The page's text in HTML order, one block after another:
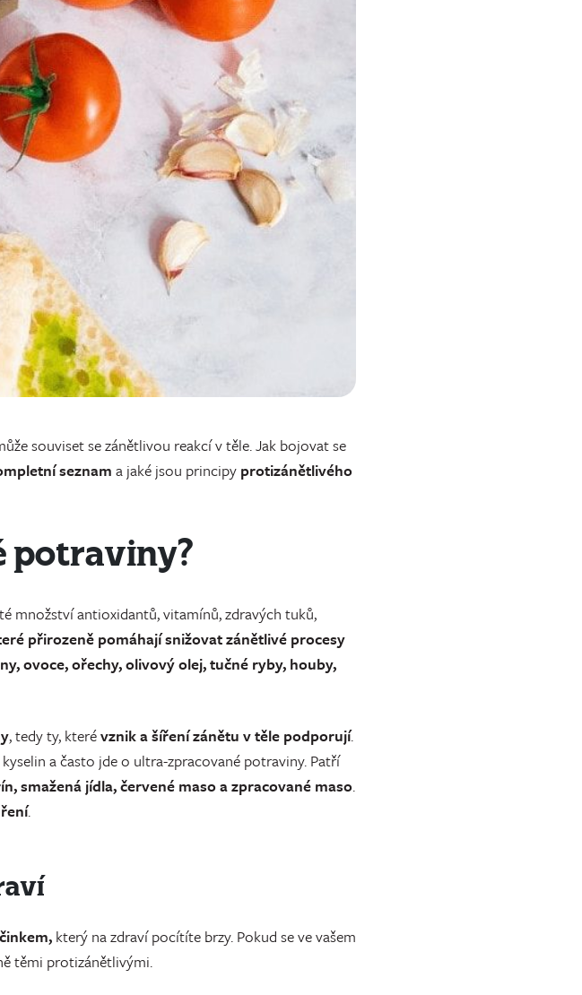
souviset se zánětlivou reakcí v těle. Jak bojovat se
seznam a jaké jsou principy protizánětlivého
potraviny?
množství antioxidantů, vitamínů, zdravých tuků,
přirozeně pomáhají snižovat zánětlivé procesy
ovoce, ořechy, olivový olej, tučné ryby, houby,
, tedy ty, kterévznik a šíření zánětu v těle podporují.
a často jde o ultra-zpracované potraviny. Patří
smažená jídla, červené maso a zpracované maso.
.
který na zdraví pocítíte brzy. Pokud se ve vašem
těmi protizánětlivými.